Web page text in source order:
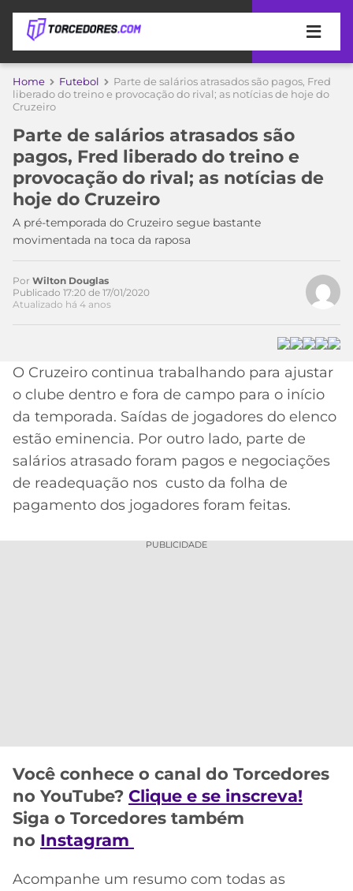
APOSTAS
DE
APOSTA
MELHORES
SITES
DE
APOSTAS
2026
CÓDIGO
CÓDIGO
DE
INDICAÇÃO
BET365
CÓDIGO
BETANO
2026
ÚLTIMAS
COPA
DO
MUNDO
TIMES
MEU
TIME
CORINTHIANS
SÃO
PAULO
SANTOS
GRÊMIO
ATLÉTICO
MG
CRUZEIRO
CAMPEONATOS
LIBERTADORES
COPA
DO
BRASIL
MERCADO
DA
BOLA
PALPITES
Home Futebol
Parte de salários atrasados são pagos, Fred
liberado do treino e provocação do rival; as notícias de hoje do
Cruzeiro
Parte de salários atrasados são
pagos, Fred liberado do treino e
provocação do rival; as notícias de
hoje do Cruzeiro
A pré-temporada do Cruzeiro segue bastante
movimentada na toca da raposa
Acesse o perfil do autor
no Twitter
Por Wilton Douglas
Publicado 17:20 de 17/01/2020
Atualizado há 4 anos
O Cruzeiro continua trabalhando para ajustar
o clube dentro e fora de campo para o início
da temporada. Saídas de jogadores do elenco
estão eminencia. Por outro lado, parte de
salários atrasado foram pagos e negociações
de readequação nos custo da folha de
pagamento dos jogadores foram feitas.
PUBLICIDADE
Você conhece o canal do Torcedores
no YouTube? Clique e se inscreva!
Siga o Torcedores também
no Instagram
Acompanhe um resumo com todas as